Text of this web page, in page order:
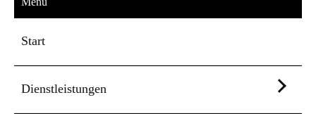
Start
Dienstleistungen